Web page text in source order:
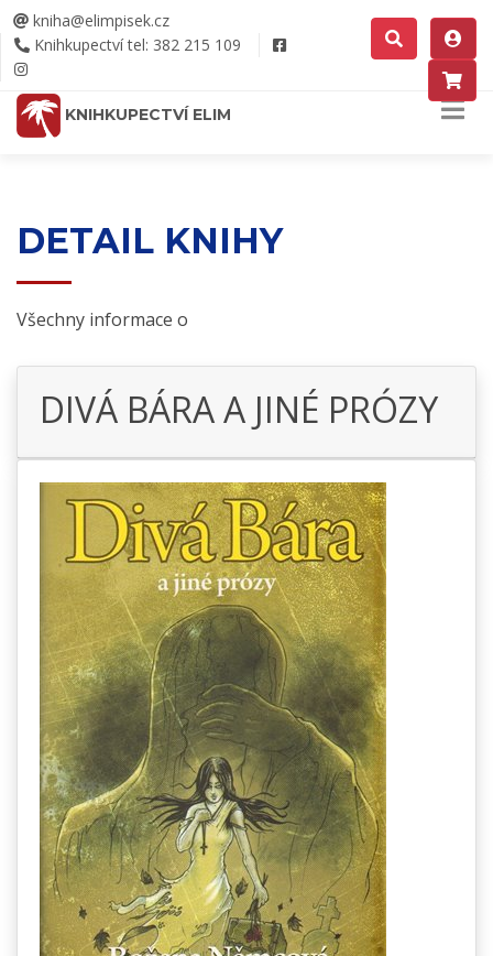
kniha@elimpisek.cz
Knihkupectví tel: 382 215 109
KNIHKUPECTVÍ ELIM
DETAIL KNIHY
Všechny informace o
DIVÁ BÁRA A JINÉ PRÓZY